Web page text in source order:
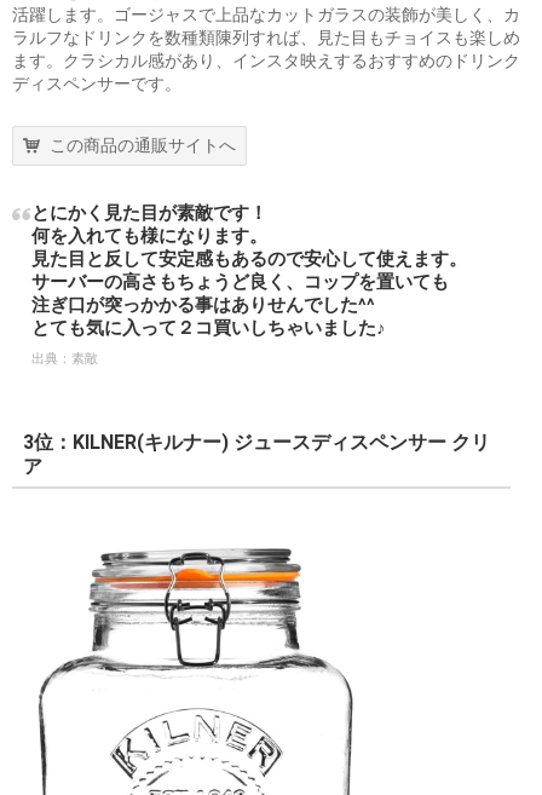
活躍します。ゴージャスで上品なカットガラスの装飾が美しく、カ
ラルフなドリンクを数種類陳列すれば、見た目もチョイスも楽しめ
ます。クラシカル感があり、インスタ映えするおすすめのドリンク
ディスペンサーです。
この商品の通販サイトへ
とにかく見た目が素敵です！
何を入れても様になります。
見た目と反して安定感もあるので安心して使えます。
サーバーの高さもちょうど良く、コップを置いても
注ぎ口が突っかかる事はありせんでした^^
とても気に入って２コ買いしちゃいました♪
出典： 素敵
3位：KILNER(キルナー) ジュースディスペンサー クリ
ア